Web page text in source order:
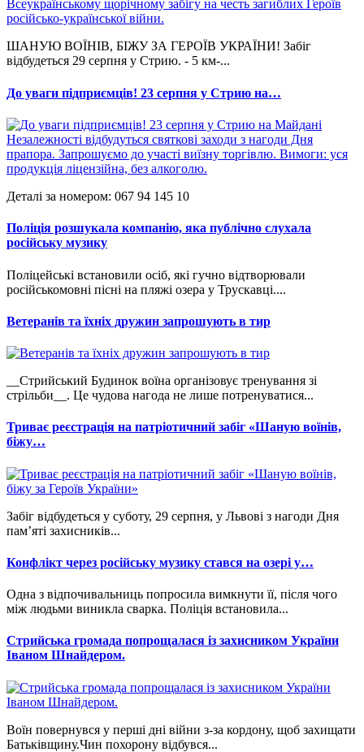
ШАНУЮ ВОЇНІВ, БІЖУ ЗА ГЕРОЇВ УКРАЇНИ! Забіг
відбудеться 29 серпня у Стрию. - 5 км-...
До уваги підприємців! 23 серпня у Стрию на…
Деталі за номером: 067 94 145 10
Поліція розшукала компанію, яка публічно слухала
російську музику
Поліцейські встановили осіб, які гучно відтворювали
російськомовні пісні на пляжі озера у Трускавці....
Ветеранів та їхніх дружин запрошують в тир
__Стрийський Будинок воїна організовує тренування зі
стрільби__. Це чудова нагода не лише потренуватися...
Триває реєстрація на патріотичний забіг «Шаную воїнів,
біжу…
Забіг відбудеться у суботу, 29 серпня, у Львові з нагоди Дня
пам’яті захисників...
Конфлікт через російську музику стався на озері у…
Одна з відпочивальниць попросила вимкнути її, після чого
між людьми виникла сварка. Поліція встановила...
Стрийська громада попрощалася із захисником України
Іваном Шнайдером.
Воїн повернувся у перші дні війни з-за кордону, щоб захищати
Батьківщину.Чин похорону відбувся...